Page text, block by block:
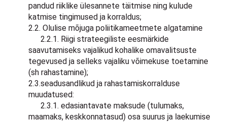
pandud riiklike ülesannete täitmise ning kulude
katmise tingimused ja korraldus;
2.2. Olulise mõjuga poliitikameetmete algatamine
2.2.1. Riigi strateegiliste eesmärkide
saavutamiseks vajalikud kohalike omavalitsuste
tegevused ja selleks vajaliku võimekuse toetamine
(sh rahastamine);
2.3.seadusandlikud ja rahastamiskorralduse
muudatused:
2.3.1. edasiantavate maksude (tulumaks,
maamaks, keskkonnatasud) osa suurus ja laekumise